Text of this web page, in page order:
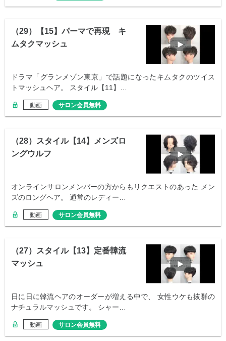
（29）【15】パーマで再現 キ
ムタクマッシュ
ドラマ「グランメゾン東京」で話題になったキムタクのツイス
トマッシュヘア。 スタイル【11】…
動画 サロン会員無料
（28）スタイル【14】メンズロ
ングウルフ
オンラインサロンメンバーの方からもリクエストのあった メン
ズのロングヘア。 通常のレディー…
動画 サロン会員無料
（27）スタイル【13】定番韓流
マッシュ
日に日に韓流ヘアのオーダーが増える中で、 女性ウケも抜群の
ナチュラルマッシュです。 シャー…
動画 サロン会員無料